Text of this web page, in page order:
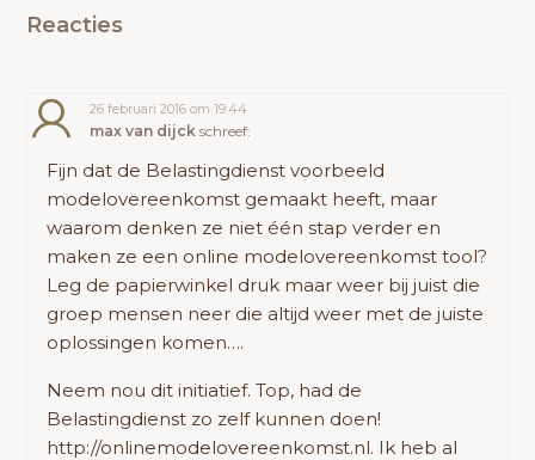
Reacties
max van dijck schreef:
26 februari 2016 om 19:44
Fijn dat de Belastingdienst voorbeeld
modelovereenkomst gemaakt heeft, maar
waarom denken ze niet één stap verder en
maken ze een online modelovereenkomst tool?
Leg de papierwinkel druk maar weer bij juist die
groep mensen neer die altijd weer met de juiste
oplossingen komen….
Neem nou dit initiatief. Top, had de
Belastingdienst zo zelf kunnen doen!
http://onlinemodelovereenkomst.nl. Ik heb al